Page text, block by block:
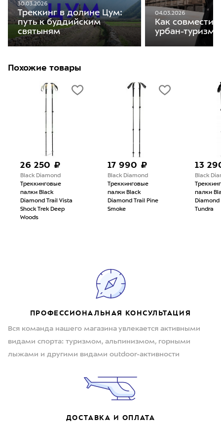
30.03.2026
Треккинг в долине Цум:
путь к буддийским
святыням
04.03.2026
Как
урбан-туризм
Похожие товары
26 250 ₽
Black Diamond
Треккинговые
палки Black
Diamond Trail Vista
Shock Trek Deep
Woods
17 990 ₽
Black Diamond
Треккинговые
палки Black
Diamond Trail Pine
Smoke
13
Black
палки
Diamond
Tundra
ПРОФЕССИОНАЛЬНАЯ КОНСУЛЬТАЦИЯ
Вся команда нашего магазина увлекается активными
видами спорта: туризмом, альпинизмом, горными
лыжами и другими видами outdoor-активности
ДОСТАВКА И ОПЛАТА